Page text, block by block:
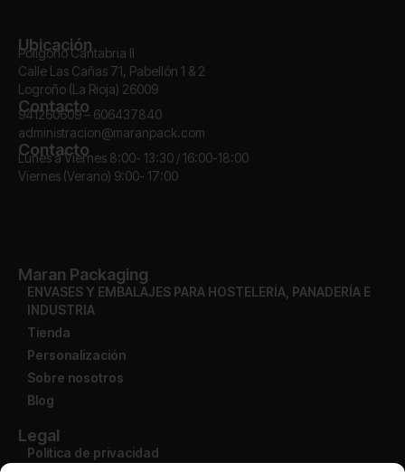
Ubicación
Polígono Cantabria II
Calle Las Cañas 71, Pabellón 1 & 2
Logroño (La Rioja) 26009
Contacto
941260609 – 606437840
administracion@maranpack.com
Contacto
Lunes a Viernes 8:00- 13:30 / 16:00-18:00
Viernes (Verano) 9:00- 17:00
Maran Packaging
ENVASES Y EMBALAJES PARA HOSTELERÍA, PANADERÍA E
INDUSTRIA
Tienda
Personalización
Sobre nosotros
Blog
Legal
Política de privacidad